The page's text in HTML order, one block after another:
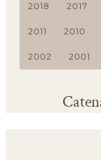
2018 2017
2011 2010
2002 2001